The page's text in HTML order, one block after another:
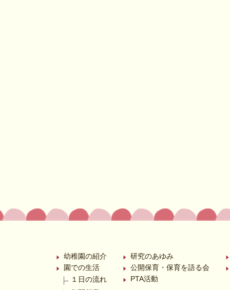
幼稚園の紹介
園での生活
１日の流れ
研究のあゆみ
公開保育・保育を語る会
PTA活動